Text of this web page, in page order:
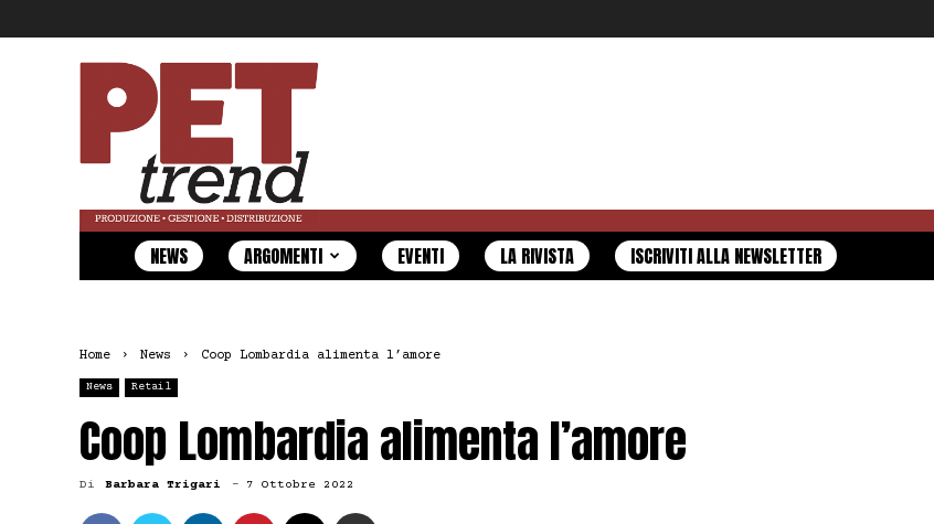
Pet
Trend
NEWS ARGOMENTI EVENTI LA RIVISTA ISCRIVITI ALLA NEWSLETTER
Home News Coop Lombardia alimenta l’amore
News Retail
Coop Lombardia alimenta l’amore
Di Barbara Trigari - 7 Ottobre 2022